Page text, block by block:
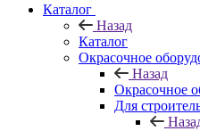
Каталог
Назад
Каталог
Окрасочное
Назад
Окрасочное
Для